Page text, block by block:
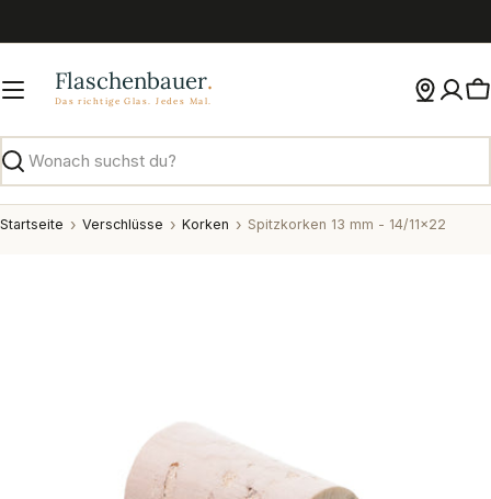
Inhalt
Suchen
Startseite Verschlüsse Korken Spitzkorken 13 mm - 14/11x22